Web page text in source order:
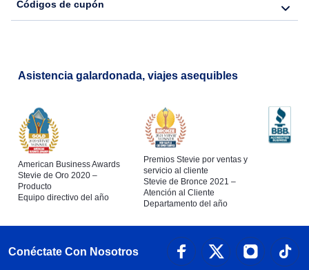
Códigos de cupón
Asistencia galardonada, viajes asequibles
American Business Awards
Stevie de Oro 2020 –
Producto
Equipo directivo del año
Premios Stevie por ventas y
servicio al cliente
Stevie de Bronce 2021 –
Atención al Cliente
Departamento del año
Conéctate Con Nosotros